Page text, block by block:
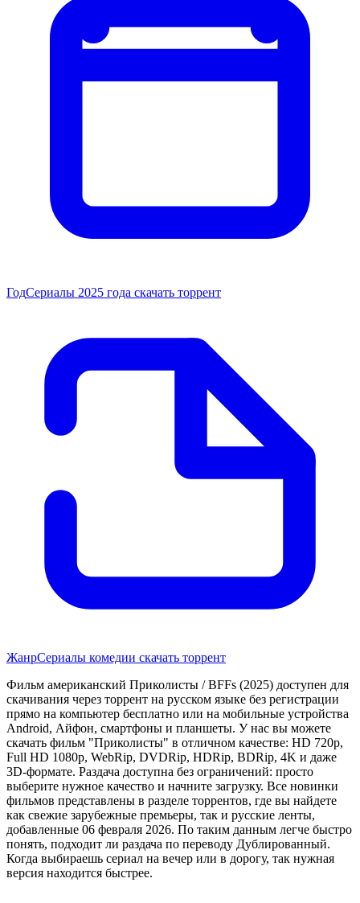
ГодСериалы 2025 года скачать торрент
ЖанрСериалы комедии скачать торрент
Фильм американский Приколисты / BFFs (2025) доступен для
скачивания через торрент на русском языке без регистрации
прямо на компьютер бесплатно или на мобильные устройства
Android, Айфон, смартфоны и планшеты. У нас вы можете
скачать фильм "Приколисты" в отличном качестве: HD 720p,
Full HD 1080p, WebRip, DVDRip, HDRip, BDRip, 4K и даже
3D-формате. Раздача доступна без ограничений: просто
выберите нужное качество и начните загрузку. Все новинки
фильмов представлены в разделе торрентов, где вы найдете
как свежие зарубежные премьеры, так и русские ленты,
добавленные 06 февраля 2026. По таким данным легче быстро
понять, подходит ли раздача по переводу Дублированный.
Когда выбираешь сериал на вечер или в дорогу, так нужная
версия находится быстрее.